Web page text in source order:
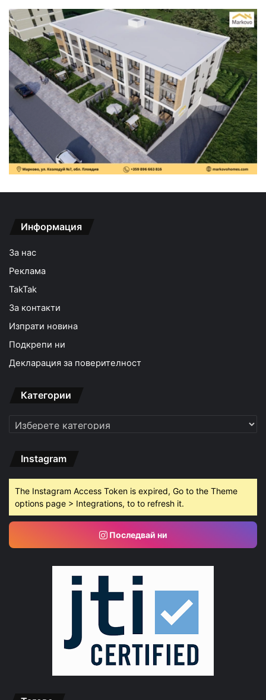
Информация
За нас
Реклама
TakTak
За контакти
Изпрати новина
Подкрепи ни
Декларация за поверителност
Категории
Категории
Instagram
The Instagram Access Token is expired, Go to the Theme
options page > Integrations, to to refresh it.
Последвай ни